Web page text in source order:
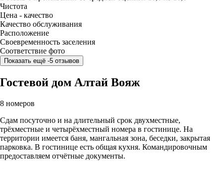
Чистота
Цена - качество
Качество обслуживания
Расположение
Своевременность заселения
Соответствие фото
Показать ещё -5 отзывов
Гостевой дом Алтай Вояж
8 номеров
Сдам посуточно и на длительный срок двухместные,
трёхместные и четырёхместный номера в гостинице. На
территории имеется баня, мангальная зона, беседки, закрытая
парковка. В гостинице есть общая кухня. Командировочным
предоставляем отчётные документы.